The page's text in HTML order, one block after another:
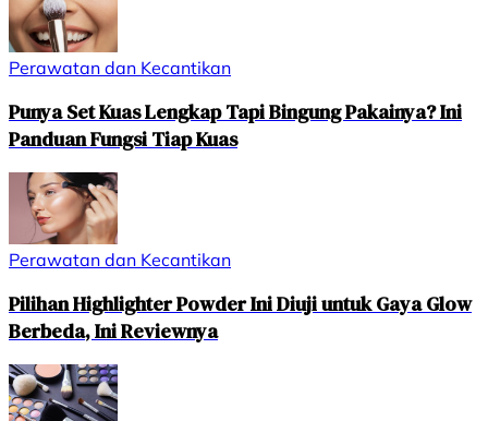
Perawatan dan Kecantikan
Punya Set Kuas Lengkap Tapi Bingung Pakainya? Ini
Panduan Fungsi Tiap Kuas
Perawatan dan Kecantikan
Pilihan Highlighter Powder Ini Diuji untuk Gaya Glow
Berbeda, Ini Reviewnya